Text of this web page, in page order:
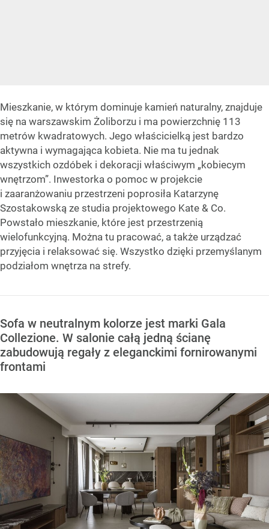
Mieszkanie, w którym dominuje kamień naturalny, znajduje
się na warszawskim Żoliborzu i ma powierzchnię 113
metrów kwadratowych. Jego właścicielką jest bardzo
aktywna i wymagająca kobieta. Nie ma tu jednak
wszystkich ozdóbek i dekoracji właściwym „kobiecym
wnętrzom”. Inwestorka o pomoc w projekcie
i zaaranżowaniu przestrzeni poprosiła Katarzynę
Szostakowską ze studia projektowego Kate & Co.
Powstało mieszkanie, które jest przestrzenią
wielofunkcyjną. Można tu pracować, a także urządzać
przyjęcia i relaksować się. Wszystko dzięki przemyślanym
podziałom wnętrza na strefy.
Sofa w neutralnym kolorze jest marki Gala
Collezione. W salonie całą jedną ścianę
zabudowują regały z eleganckimi fornirowanymi
frontami